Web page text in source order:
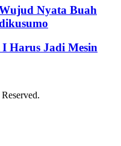
Nyata Buah
Harus Jadi Mesin